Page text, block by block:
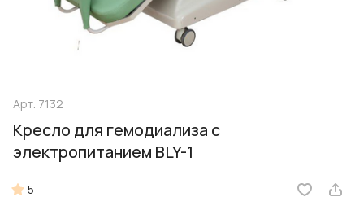
Арт. 7132
Кресло для гемодиализа с
электропитанием BLY-1
5